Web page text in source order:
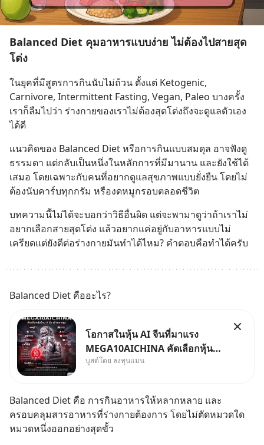
Balanced Diet คุมอาหารแบบง่าย ไม่ต้องไปสายสุด
โต่ง
ในยุคที่มีสูตรการกินนับไม่ถ้วน ตั้งแต่ Ketogenic,
Carnivore, Intermittent Fasting, Vegan, Paleo บางครั้ง
เราก็ลืมไปว่า ร่างกายของเราไม่ต้องสุดโต่งถึงจะดูแลตัวเอง
ได้ดี
แนวคิดของ Balanced Diet หรือการกินแบบสมดุล อาจฟังดู
ธรรมดา แต่กลับเป็นหนึ่งในหลักการที่มีมานาน และยังใช้ได้
เสมอ โดยเฉพาะกับคนที่อยากดูแลสุขภาพแบบยั่งยืน โดยไม่
ต้องนับคาร์บทุกกรัม หรืองดหมูกรอบตลอดชีวิต
บทความนี้ไม่ได้จะบอกว่าวิธีอื่นผิด แต่จะพามาดูว่าถ้าเราไม่
อยากเลือกสายสุดโต่ง แล้วอยากแค่อยู่กับอาหารแบบไม่
เครียดแต่ยังดีต่อร่างกายมันทำได้ไหม? คำตอบคือทำได้ครับ
Balanced Diet คืออะไร?
โอกาสในหุ้น AI จีนที่มาแรง
MEGA10AICHINA คัดเลือกหุ้น
ใหม่ 9 ตัว เข้ากองทุน.. ครอบคลุม
50% ค่าธรรมเนียมซื้อ | ยอด 2
ล้านบาทขึ้นไป ฟรีค่าธรร
บูสต์โดย ลงทุนแมน
Balanced Diet คือ การกินอาหารให้หลากหลาย และ
ครอบคลุมสารอาหารที่ร่างกายต้องการ โดยไม่ตัดหมวดใด
หมวดหนึ่งออกอย่างสุดขั้ว